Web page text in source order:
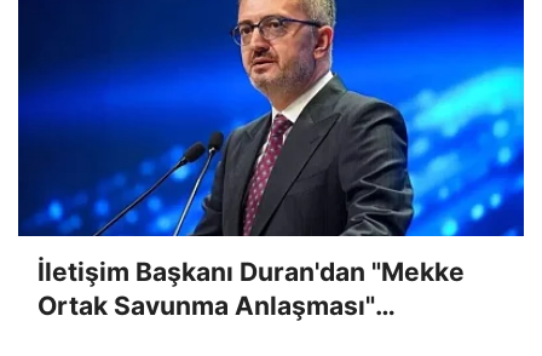
İletişim Başkanı Duran'dan "Mekke
Ortak Savunma Anlaşması"